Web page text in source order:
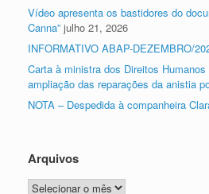
Vídeo apresenta os bastidores do
Canna” julho 21, 2026
INFORMATIVO ABAP-DEZEMBRO/
Carta à ministra dos Direitos
ampliação das reparações da anistia
NOTA – Despedida à companheira
Arquivos
Arquivos